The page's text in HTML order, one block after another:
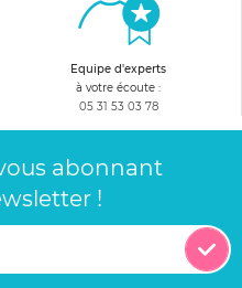
Equipe d'experts
à votre écoute :
05 31 53 03 78
abonnant
!